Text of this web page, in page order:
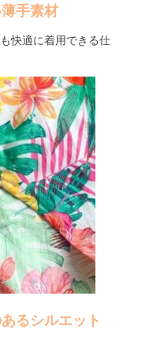
手素材
快適に着用できる仕
るシルエット